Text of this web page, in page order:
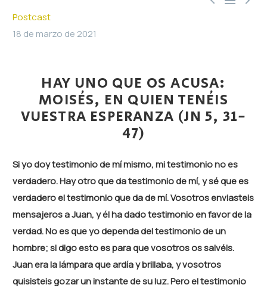
Postcast
18 de marzo de 2021
HAY UNO QUE OS ACUSA:
MOISÉS, EN QUIEN TENÉIS
VUESTRA ESPERANZA (JN 5, 31-
47)
Si yo doy testimonio de mí mismo, mi testimonio no es
verdadero. Hay otro que da testimonio de mí, y sé que es
verdadero el testimonio que da de mí. Vosotros enviasteis
mensajeros a Juan, y él ha dado testimonio en favor de la
verdad. No es que yo dependa del testimonio de un
hombre; si digo esto es para que vosotros os salvéis.
Juan era la lámpara que ardía y brillaba, y vosotros
quisisteis gozar un instante de su luz. Pero el testimonio